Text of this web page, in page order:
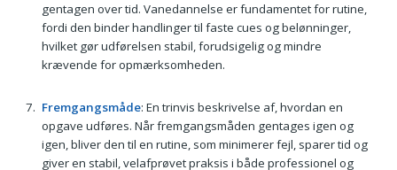
gentagen over tid. Vanedannelse er fundamentet for rutine,
fordi den binder handlinger til faste cues og belønninger,
hvilket gør udførelsen stabil, forudsigelig og mindre
krævende for opmærksomheden.
Fremgangsmåde: En trinvis beskrivelse af, hvordan en
opgave udføres. Når fremgangsmåden gentages igen og
igen, bliver den til en rutine, som minimerer fejl, sparer tid og
giver en stabil, velafprøvet praksis i både professionel og